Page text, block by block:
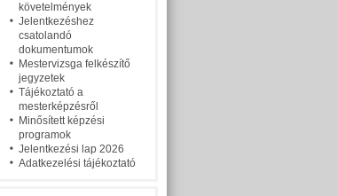
követelmények
Jelentkezéshez
csatolandó
dokumentumok
Mestervizsga felkészítő
jegyzetek
Tájékoztató a
mesterképzésről
Minősített képzési
programok
Jelentkezési lap 2026
Adatkezelési tájékoztató